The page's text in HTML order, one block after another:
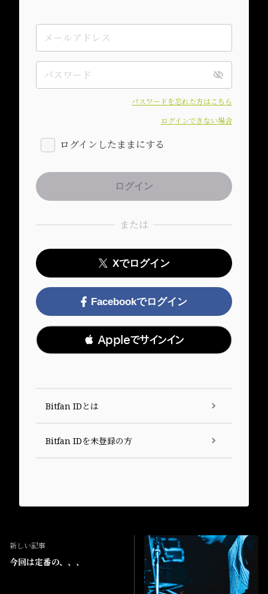
パスワードを忘れた方はこちら
ログインできない場合
ログインしたままにする
または
Xでログイン
Facebookでログイン
 Appleでサインイン
Bitfan IDとは
Bitfan IDを未登録の方
新しい記事
今回は定番の、、、